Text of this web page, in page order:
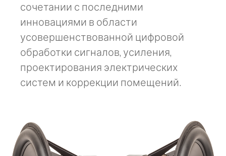
сочетании с последними
инновациями в области
усовершенствованной цифровой
обработки сигналов, усиления,
проектирования электрических
систем и коррекции помещений.